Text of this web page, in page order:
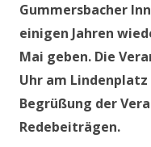
Gummersbacher
einigen Jahren
Mai geben. Die
Uhr am
Begrüßung der
Redebeiträgen.